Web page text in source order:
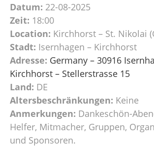
Datum: 22-08-2025
Zeit: 18:00
Location: Kirchhorst – St. Nikolai
Stadt: Isernhagen – Kirchhorst
Adresse: Germany – 30916
Kirchhorst – Stellerstrasse 15
Land: DE
Altersbeschränkungen: Keine
Anmerkungen: Dankeschön-
Helfer, Mitmacher, Gruppen,
und Sponsoren.